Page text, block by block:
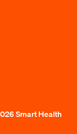
Smart Health